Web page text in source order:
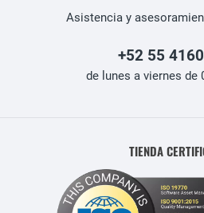
Asistencia y
+52 55
de lunes a viernes de
TIENDA